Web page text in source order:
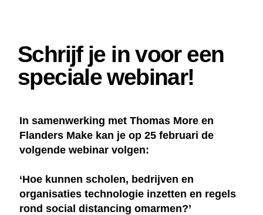
Schrijf je in voor een
speciale webinar!
In samenwerking met Thomas More en
Flanders Make kan je op 25 februari de
volgende webinar volgen:
‘Hoe kunnen scholen, bedrijven en
organisaties technologie inzetten en regels
rond social distancing omarmen?’